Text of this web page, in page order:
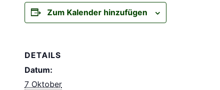
Zum Kalender hinzufügen
DETAILS
Datum:
7 Oktober